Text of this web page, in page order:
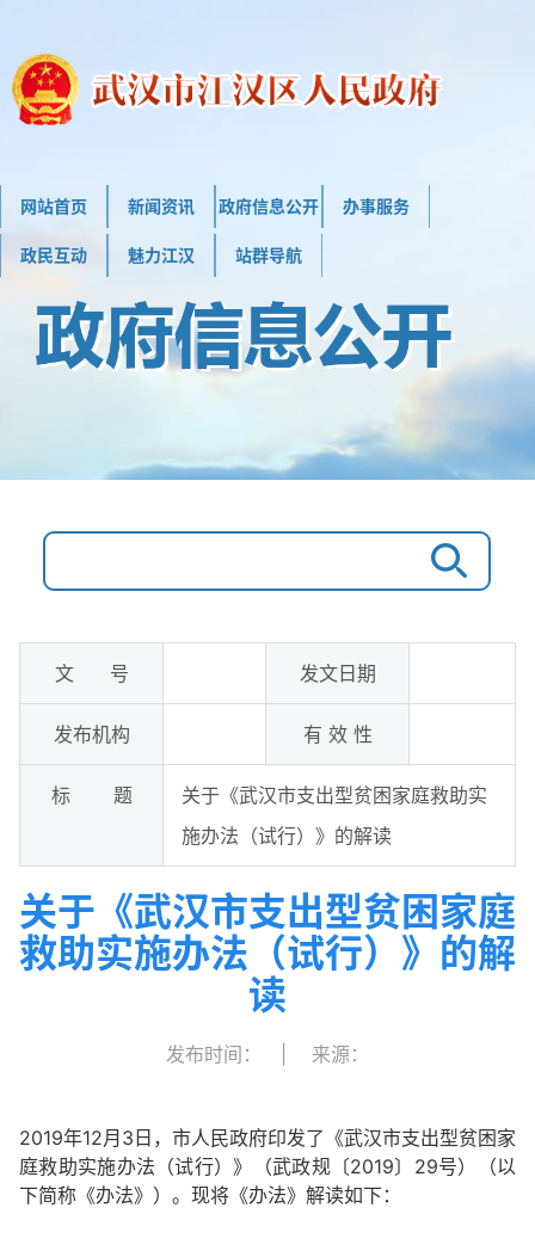
网站首页 新闻资讯 政府信息公开 办事服务
政民互动 魅力江汉 站群导航
文 号 发文日期
发布机构 有 效 性
标 题
关于《武汉市支出型贫困家庭救助实
施办法（试行）》的解读
关于《武汉市支出型贫困家庭
救助实施办法（试行）》的解
读
发布时间： 来源：
2019年12月3日，市人民政府印发了《武汉市支出型贫困家
庭救助实施办法（试行）》（武政规〔2019〕29号）（以
下简称《办法》）。现将《办法》解读如下：